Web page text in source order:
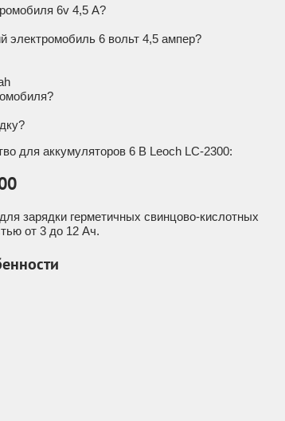
6v 4,5 А?
электромобиль 6 вольт 4,5 ампер?
для аккумуляторов 6 В Leoch LC-2300:
зарядки герметичных свинцово-кислотных
от 3 до 12 Ач.